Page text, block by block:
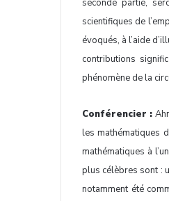
seconde partie,
scientifiques de
évoqués, à l’aide
contributions
phénomène de la
Conférencier :
les mathématiques
mathématiques à
plus célèbres sont :
notamment été